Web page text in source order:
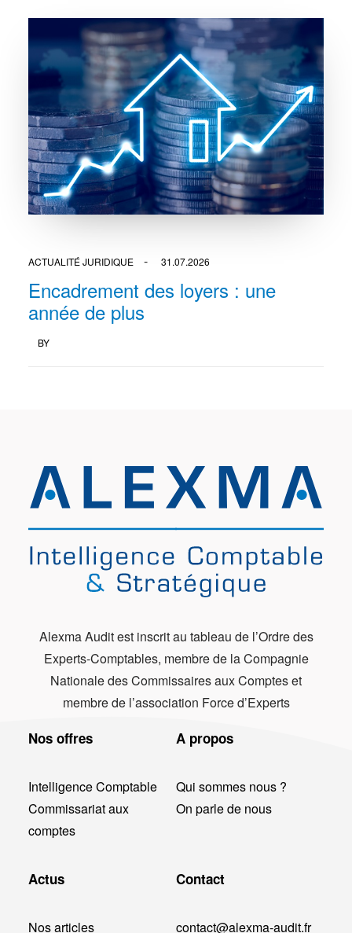
ACTUALITÉ JURIDIQUE 31.07.2026
Encadrement des loyers : une
année de plus
BY
Alexma Audit est inscrit au tableau de l’Ordre des
Experts-Comptables, membre de la Compagnie
Nationale des Commissaires aux Comptes et
membre de l’association Force d’Experts
Nos offres
Intelligence Comptable
Commissariat aux
comptes
A propos
Qui sommes nous ?
On parle de nous
Actus
Nos articles
Contact
contact@alexma-audit.fr